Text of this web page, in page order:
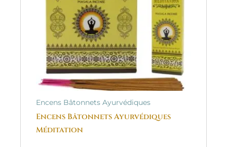
Encens Bâtonnets Ayurvédiques
Encens Bâtonnets Ayurvédiques
Méditation